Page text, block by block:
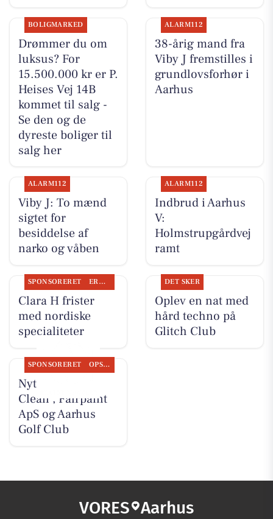
BOLIGMARKED
Drømmer du om
luksus? For
15.500.000 kr er P.
Heises Vej 14B
kommet til salg -
Se den og de
dyreste boliger til
salg her
ALARM112
38-årig mand fra
Viby J fremstilles i
grundlovsforhør i
Aarhus
ALARM112
Viby J: To mænd
sigtet for
besiddelse af
narko og våben
ALARM112
Indbrud i Aarhus
V:
Holmstrupgårdvej
ramt
SPONSORERET ERHVERV
Clara H frister
med nordiske
specialiteter
DET SKER
Oplev en nat med
hård techno på
Glitch Club
SPONSORERET OPSLAGSTAVLEN
Nyt fra Classic
Clean , Fairpaint
ApS og Aarhus
Golf Club
VORES Aarhus